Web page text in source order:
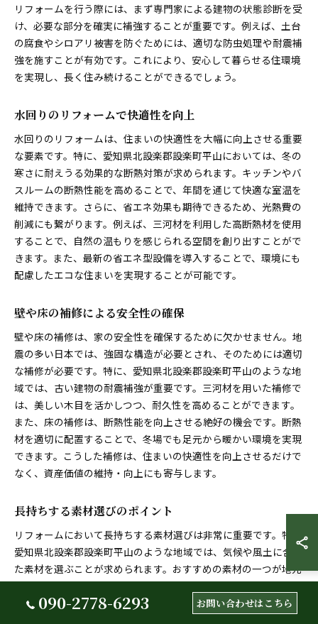
リフォームを行う際には、まず専門家による建物の状態診断を受
け、必要な部分を確実に補強することが重要です。例えば、土台
の腐食やシロアリ被害を防ぐためには、適切な防虫処理や耐震補
強を施すことが有効です。これにより、安心して暮らせる住環境
を実現し、長く住み続けることができるでしょう。
水回りのリフォームで快適性を向上
水回りのリフォームは、住まいの快適性を大幅に向上させる重要
な要素です。特に、愛知県北設楽郡設楽町平山においては、冬の
寒さに耐えうる効果的な断熱対策が求められます。キッチンやバ
スルームの断熱性能を高めることで、年間を通じて快適な室温を
維持できます。さらに、省エネ効果も期待できるため、光熱費の
削減にも繋がります。例えば、三河材を利用した高断熱材を使用
することで、自然の温もりを感じられる空間を創り出すことがで
きます。また、最新の省エネ型設備を導入することで、環境にも
配慮したエコな住まいを実現することが可能です。
壁や床の補修による安全性の確保
壁や床の補修は、家の安全性を確保するために欠かせません。地
震の多い日本では、強固な構造が必要とされ、そのためには適切
な補修が必要です。特に、愛知県北設楽郡設楽町平山のような地
域では、古い建物の耐震補強が重要です。三河材を用いた補修で
は、美しい木目を活かしつつ、耐久性を高めることができます。
また、床の補修は、断熱性能を向上させる絶好の機会です。断熱
材を適切に配置することで、冬場でも足元から暖かい環境を実現
できます。こうした補修は、住まいの快適性を向上させるだけで
なく、資産価値の維持・向上にも寄与します。
長持ちする素材選びのポイント
リフォームにおいて長持ちする素材選びは非常に重要です。特に
愛知県北設楽郡設楽町平山のような地域では、気候や風土に合っ
た素材を選ぶことが求められます。おすすめの素材の一つが地元
の三河材です。この素材は耐久性があり、木目の美しさが特徴で
す。また、経年変化を楽しめることから、長期にわたり愛され続
090-2778-6293 お問い合わせはこちら